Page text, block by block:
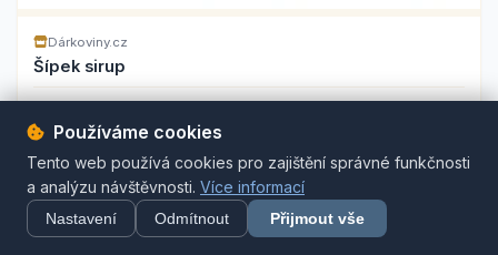
Dárkoviny.cz
Šípek sirup
Používáme cookies
Tento web používá cookies pro zajištění správné funkčnosti
a analýzu návštěvnosti. Více informací
Nastavení Odmítnout Přijmout vše